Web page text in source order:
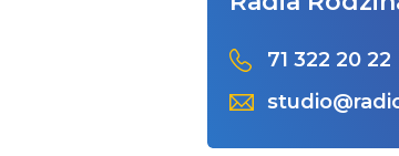
71 322 20 22